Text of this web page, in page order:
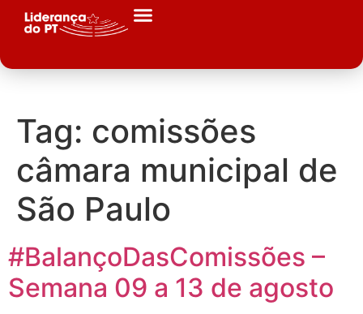
Tag: comissões
câmara municipal de
São Paulo
#BalançoDasComissões –
Semana 09 a 13 de agosto